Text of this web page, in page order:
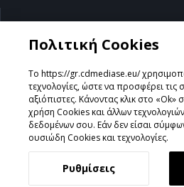
Action/RPG
Σχεδιάστηκε & Υλοποιήθηκε
Πολιτική Cookies
Το https://gr.cdmediase.eu/
τεχνολογίες, ώστε να προσφέρει τις
αξιόπιστες. Κάνοντας κλικ στο «Ok»
χρήση Cookies και άλλων
δεδομένων σου. Εάν δεν είσαι
ουσιώδη Cookies και τεχνολογίες.
Ρυθμίσεις